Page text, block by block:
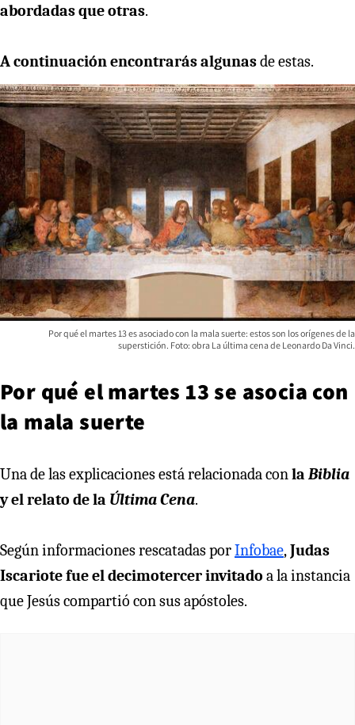
abordadas que otras.
A continuación encontrarás algunasde estas.
Por qué el martes 13 es asociado con la mala suerte: estos son los orígenes de la
superstición. Foto: obra La última cena de Leonardo Da Vinci.
Por qué el martes 13 se asocia con
la mala suerte
Una de las explicaciones está relacionada con la Biblia
y el relato de la Última Cena.
Según informaciones rescatadas porInfobae, Judas
Iscariote fue el decimotercer invitado a la instancia
que Jesús compartió con sus apóstoles.